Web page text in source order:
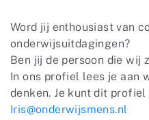
Word jij enthousiast van
onderwijsuitdagingen?
Ben jij de persoon die wij
In ons profiel lees je aan
denken. Je kunt dit profiel
Iris@onderwijsmens.nl